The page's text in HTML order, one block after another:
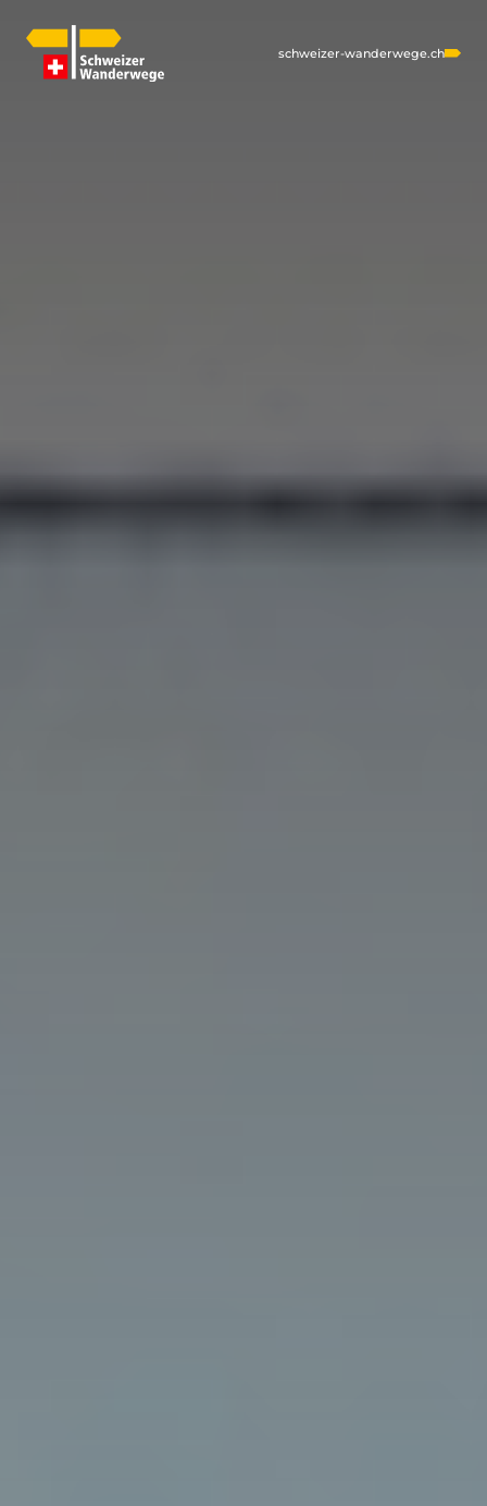
schweizer-wanderwege.ch